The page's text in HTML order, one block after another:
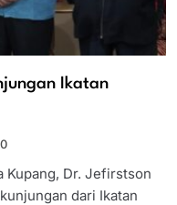
Ikatan
0
Kupang, Dr. Jefirstson
dari Ikatan